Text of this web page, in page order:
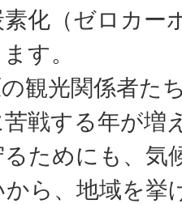
化（ゼロカー
す。
観光関係者た
戦する年が増
ためにも、気
ら、地域を挙